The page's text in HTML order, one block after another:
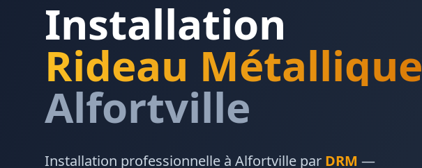
Installation
Rideau Métallique
Alfortville
Installation professionnelle à Alfortville par DRM —